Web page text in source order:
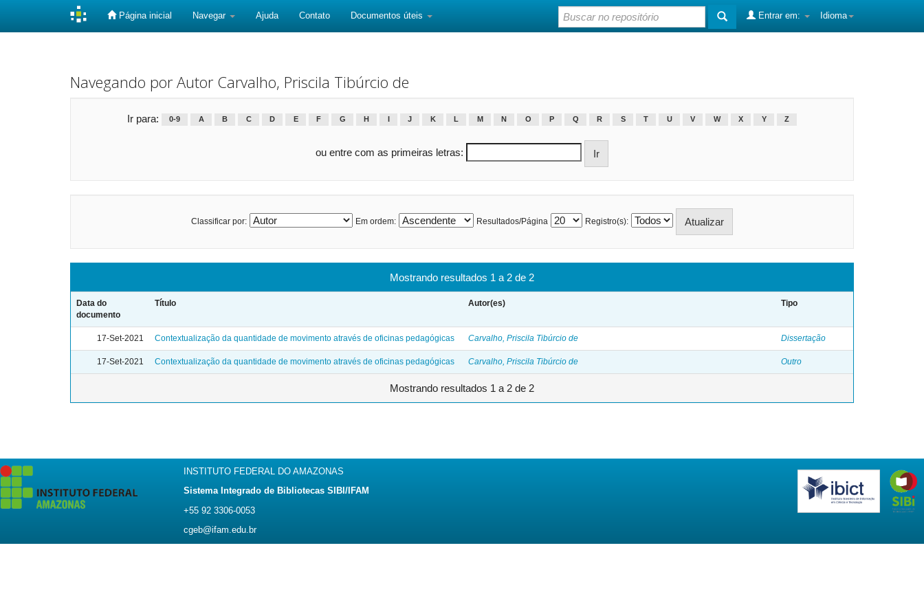
Página inicial Navegar Ajuda Contato Documentos úteis Idioma
Entrar em:
Navegando por Autor Carvalho, Priscila Tibúrcio de
Ir para: 0-9 A B C D E F G H J K L M N O P Q R S T U V W X Y Z
ou entre com as primeiras letras:
Classificar por: Em ordem: Resultados/Página Registro(s):
Mostrando resultados 1 a 2 de 2
Data do
documento
Título Autor(es) Tipo
17-Set-2021 Contextualização da quantidade de movimento através de oficinas pedagógicas Carvalho, Priscila Tibúrcio de Dissertação
17-Set-2021 Contextualização da quantidade de movimento através de oficinas pedagógicas Carvalho, Priscila Tibúrcio de Outro
Mostrando resultados 1 a 2 de 2
INSTITUTO FEDERAL DO AMAZONAS
Sistema Integrado de Bibliotecas SIBI/IFAM
+55 92 3306-0053
cgeb@ifam.edu.br